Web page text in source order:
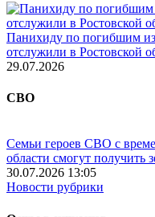
Панихиду по погибшим
отслужили в Ростовской
29.07.2026
СВО
Семьи героев СВО с
области смогут получить
30.07.2026 13:05
Новости рубрики